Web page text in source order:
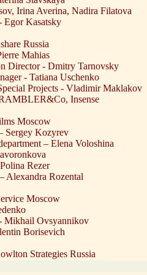
Irina Averina, Nadira Filatova
Egor Kasatsky
Russia
Mahias
Director - Dmitry Tarnovsky
- Tatiana Uschenko
Projects - Vladimir Maklakov
Insense
Moscow
Sergey Kozyrev
– Elena Voloshina
Rezer
Alexandra Rozental
Moscow
Mikhail Ovsyannikov
Borisevich
Strategies Russia